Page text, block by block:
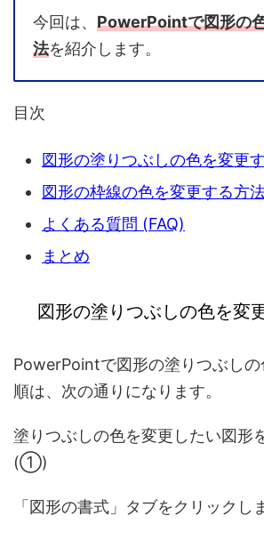
今回は、 PowerPointで図形の
法を紹介します。
目次
図形の塗りつぶしの色を変更
図形の枠線の色を変更する方
よくある質問 (FAQ)
まとめ
図形の塗りつぶしの色を変
PowerPointで図形の塗りつぶし
順は、次の通りになります。
塗りつぶしの色を変更したい図形
(①)
「図形の書式」タブをクリック